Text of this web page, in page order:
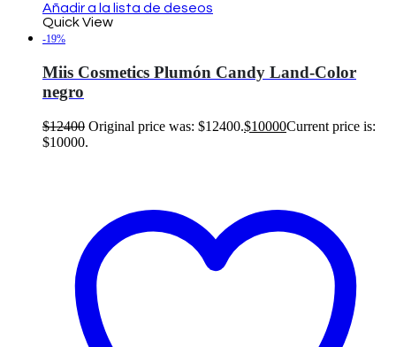
Añadir a la lista de deseos
Quick View
-19%
Miis Cosmetics Plumón Candy Land-Color
negro
$12400 Original price was: $12400.$10000Current price is:
$10000.